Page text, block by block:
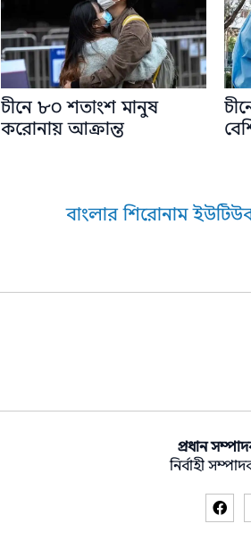
চীনে ৮০ শতাংশ মানুষ
করোনায় আক্রান্ত
বাংলার শিরোনাম
প্রধান
নির্বাহী